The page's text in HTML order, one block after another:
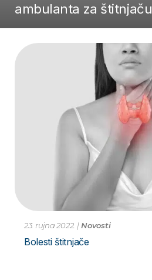
ambulanta za štitnjaču
23. rujna 2022. |Novosti
Bolesti štitnjače